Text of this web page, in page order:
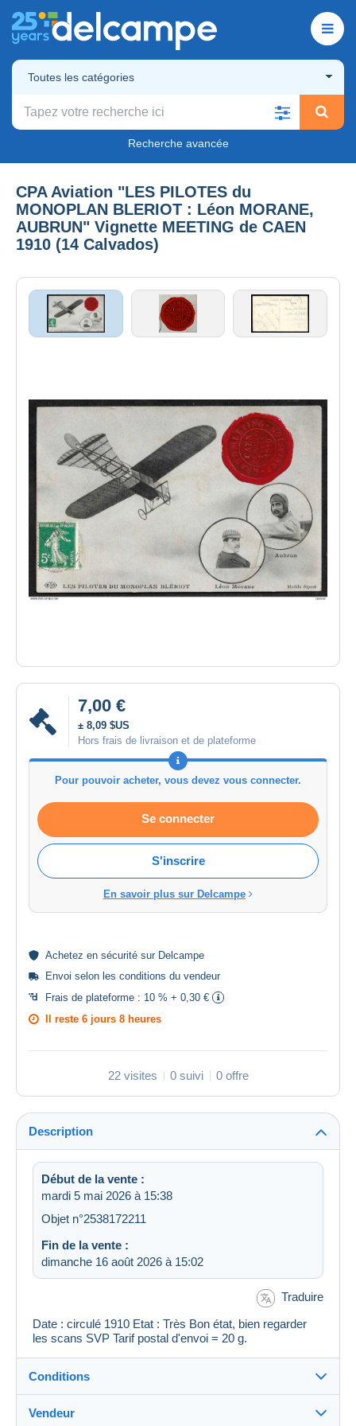
Toutes les catégories
Recherche avancée
CPA Aviation "LES PILOTES du
MONOPLAN BLERIOT : Léon MORANE,
AUBRUN" Vignette MEETING de CAEN
1910 (14 Calvados)
7,00 €
± 8,09 $US
Hors frais de livraison et de plateforme
Pour pouvoir acheter, vous devez vous connecter.
Se connecter
S'inscrire
En savoir plus sur Delcampe
Achetez en sécurité sur Delcampe
Envoi selon les conditions du vendeur
Frais de plateforme : 10 % + 0,30 €
Il reste 6 jours 8 heures
22 visites 0 suivi 0 offre
Description
Début de la vente :
mardi 5 mai 2026 à 15:38
Objet n°2538172211
Fin de la vente :
dimanche 16 août 2026 à 15:02
Traduire
Date : circulé 1910 Etat : Très Bon état, bien regarder
les scans SVP Tarif postal d'envoi = 20 g.
Conditions
Vendeur